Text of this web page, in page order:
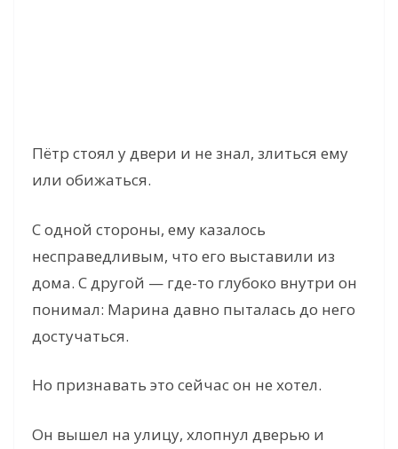
Пётр стоял у двери и не знал, злиться ему
или обижаться.
С одной стороны, ему казалось
несправедливым, что его выставили из
дома. С другой — где-то глубоко внутри он
понимал: Марина давно пыталась до него
достучаться.
Но признавать это сейчас он не хотел.
Он вышел на улицу, хлопнул дверью и